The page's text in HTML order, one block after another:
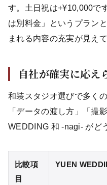
す。土日祝は+¥10,000で
は別料金」というプラン
まれる内容の充実が見えて
自社が確実に応え
和装スタジオ選びで多く
「データの渡し方」「撮
WEDDING 和 -nagi- がど
比較項
目
YUEN